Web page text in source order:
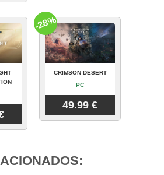
CRIMSON DESERT
PC
49.99 €
-28%